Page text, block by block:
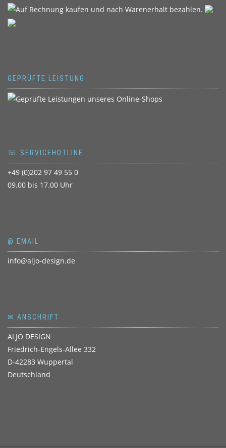
GEPRÜFTE LEISTUNG
☏ SERVICEHOTLINE
+49 (0)202 97 49 55 0
09.00 bis 17.00 Uhr
@ EMAIL
info@aljo-design.de
✉ ANSCHRIFT
ALJO DESIGN
Friedrich-Engels-Allee 332
D-42283 Wuppertal
Deutschland